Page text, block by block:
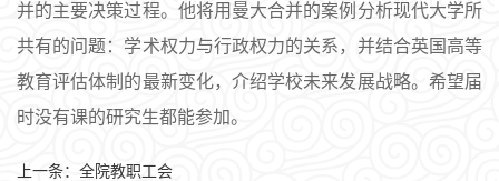
并的主要决策过程。他将用曼大合并的案例分析现代大学所
共有的问题：学术权力与行政权力的关系，并结合英国高等
教育评估体制的最新变化，介绍学校未来发展战略。希望届
时没有课的研究生都能参加。
上一条： 全院教职工会